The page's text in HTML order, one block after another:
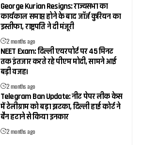
George Kurian Resigns: राज्यसभा का
कार्यकाल समाप्त होने के बाद जॉर्ज कुरियन का
इस्तीफा, राष्ट्रपति ने दी मंजूरी
2 months ago
NEET Exam: दिल्ली एयरपोर्ट पर 45 मिनट
तक इंतजार करते रहे पीएम मोदी, सामने आई
बड़ी वजह।
2 months ago
Telegram Ban Update: नीट पेपर लीक केस
में टेलीग्राम को बड़ा झटका, दिल्ली हाई कोर्ट ने
बैन हटाने से किया इनकार
2 months ago